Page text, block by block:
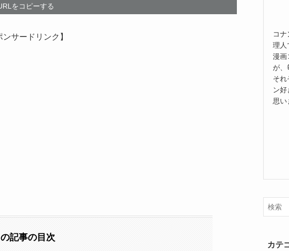
をコピーする
ンサードリンク】
記事の目次
コ
理人
漫画
が、
それ
ン
思い
カテ